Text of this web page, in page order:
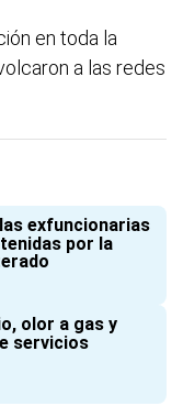
en toda la
a las redes
exfuncionarias
por la
olor a gas y
servicios